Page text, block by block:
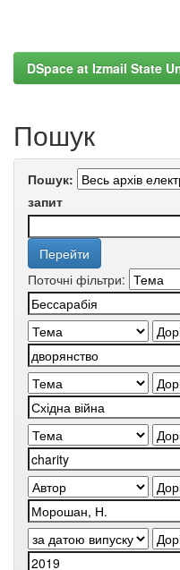
DSpace at Izmail State
Пошук
Пошук:
запит
Поточні фільтри: